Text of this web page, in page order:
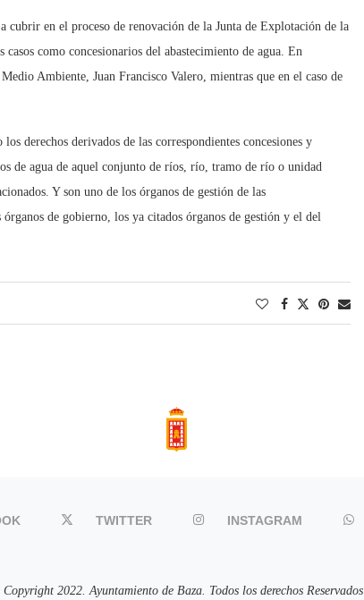
cubrir en el proceso de renovación de la Junta de Explotación de la
como concesionarios del abastecimiento de agua. En
Ambiente, Juan Francisco Valero, mientras que en el caso de
derechos derivados de las correspondientes concesiones y
de agua de aquel conjunto de ríos, río, tramo de río o unidad
Y son uno de los órganos de gestión de las
de gobierno, los ya citados órganos de gestión y el del
TWITTER INSTAGRAM
2022. Ayuntamiento de Baza. Todos los derechos Reservados